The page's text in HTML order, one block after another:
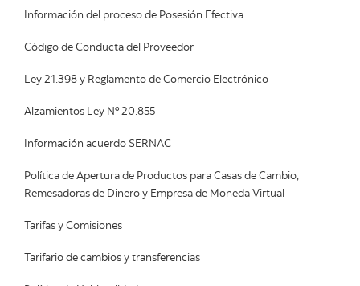
Información del proceso de Posesión Efectiva
Código de Conducta del Proveedor
Ley 21.398 y Reglamento de Comercio Electrónico
Alzamientos Ley Nº 20.855
Información acuerdo SERNAC
Política de Apertura de Productos para Casas de Cambio,
Remesadoras de Dinero y Empresa de Moneda Virtual
Tarifas y Comisiones
Tarifario de cambios y transferencias